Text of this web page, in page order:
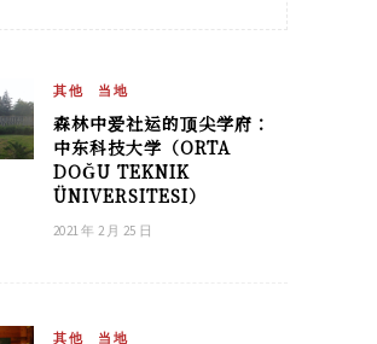
其他 当地
森林中爱社运的顶尖学府：
中东科技大学（ORTA
DOĞU TEKNIK
ÜNIVERSITESI）
2021 年 2 月 25 日
其他 当地